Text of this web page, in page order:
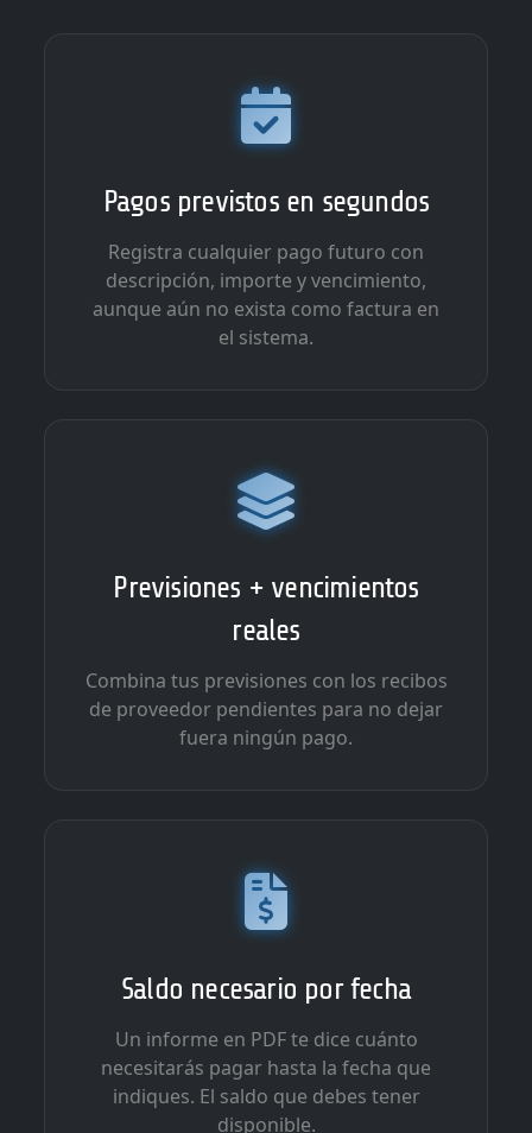
Pagos previstos en segundos
Registra cualquier pago futuro con
descripción, importe y vencimiento,
aunque aún no exista como factura en
el sistema.
Previsiones + vencimientos
reales
Combina tus previsiones con los recibos
de proveedor pendientes para no dejar
fuera ningún pago.
Saldo necesario por fecha
Un informe en PDF te dice cuánto
necesitarás pagar hasta la fecha que
indiques. El saldo que debes tener
disponible.